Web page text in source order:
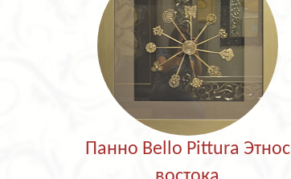
Панно Bello Pittura Этнос